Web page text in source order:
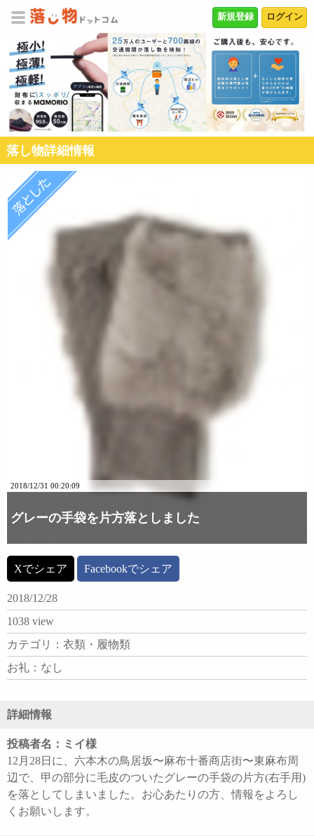
ログイン
新規登録
落し物詳細情報
2018/12/31 00:20:09
グレーの手袋を片方落としました
Xでシェア Facebookでシェア
2018/12/28
1038 view
カテゴリ：衣類・履物類
お礼：なし
詳細情報
投稿者名：ミイ様
12月28日に、六本木の鳥居坂〜麻布十番商店街〜東麻布周
辺で、甲の部分に毛皮のついたグレーの手袋の片方(右手用)
を落としてしまいました。お心あたりの方、情報をよろし
くお願いします。